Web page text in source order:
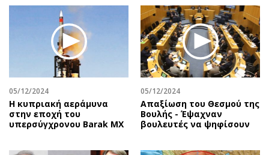
Προεδρικές 2023
Δημοσκοπήσεις
Διπλωματία
Αθλητισμός
Κύπρος
Ελλάδα
Διεθνή
Κληρώσεις Allwyn
Πωλούνται
Ζητούν εργασία
Θέσεις εργασίας
Geek
Νέα
Κινητά-tablets
Social
Αυτοκίνηση
05/12/2024
Η κυπριακή αεράμυνα
στην εποχή του
υπερσύγχρονου Barak MX
05/12/2024
Απαξίωση του Θεσμού της
Βουλής - Έψαχναν
βουλευτές να ψηφίσουν